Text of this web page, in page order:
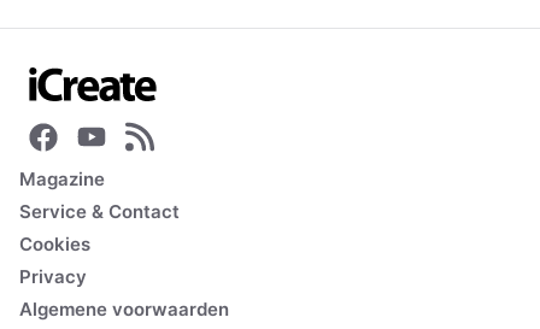
Magazine
Service & Contact
Cookies
Privacy
Algemene voorwaarden